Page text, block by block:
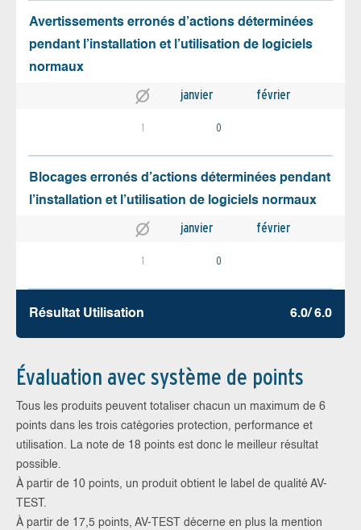
Avertissements erronés d’actions déterminées
pendant l’installation et l’utilisation de logiciels
normaux
janvier février
1 0
Blocages erronés d’actions déterminées pendant
l’installation et l’utilisation de logiciels normaux
janvier février
1 0
Résultat Utilisation 6.0/ 6.0
Évaluation avec système de points
Tous les produits peuvent totaliser chacun un maximum de 6
points dans les trois catégories protection, performance et
utilisation. La note de 18 points est donc le meilleur résultat
possible.
À partir de 10 points, un produit obtient le label de qualité AV-
TEST.
À partir de 17,5 points, AV-TEST décerne en plus la mention